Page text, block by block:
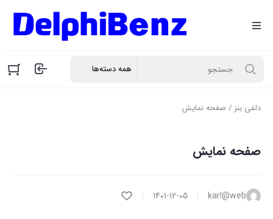
دلفی بنز / صفحه نمایش
صفحه نمایش
kar!@web
1401-12-05